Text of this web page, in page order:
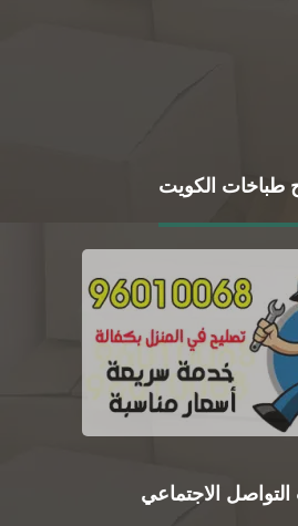
طباخات الكويت
التواصل الاجتماعي